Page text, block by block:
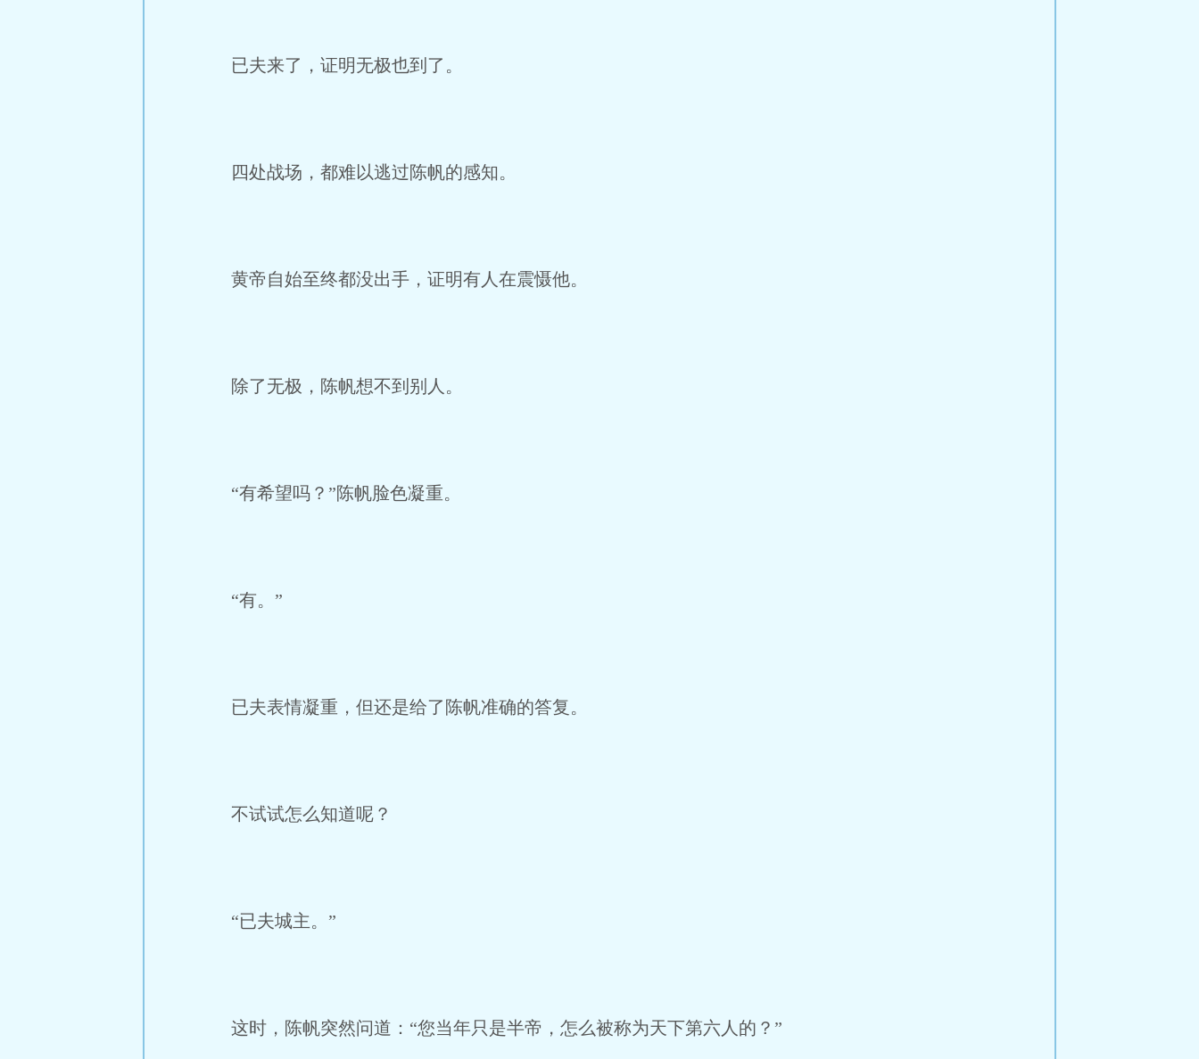
已夫来了，证明无极也到了。
四处战场，都难以逃过陈帆的感知。
黄帝自始至终都没出手，证明有人在震慑他。
除了无极，陈帆想不到别人。
“有希望吗？”陈帆脸色凝重。
“有。”
已夫表情凝重，但还是给了陈帆准确的答复。
不试试怎么知道呢？
“已夫城主。”
这时，陈帆突然问道：“您当年只是半帝，怎么被称为天下第六人的？”